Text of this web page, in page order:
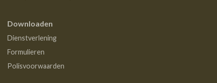
Downloaden
Dienstverlening
Formulieren
Polisvoorwaarden